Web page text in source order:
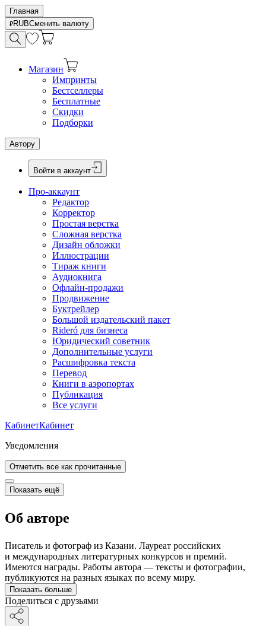
Главная
RUBСменить валюту
Магазин
Импринты
Бестселлеры
Бесплатные
Скидки
Подборки
Автору
Войти в аккаунт
Про-аккаунт
Редактор
Корректор
Простая верстка
Сложная верстка
Дизайн обложки
Иллюстрации
Тираж книги
Аудиокнига
Офлайн-продажи
Продвижение
Буктрейлер
Большой издательский пакет
Rideró для бизнеса
Юридический советник
Дополнительные услуги
Расшифровка текста
Перевод
Книги в аэропортах
Публикация
Все услуги
КабинетКабинет
Уведомления
Отметить все как прочитанные
Показать ещё
Об авторе
Писатель и фотограф из Казани. Лауреат российских
и международных литературных конкурсов и премий.
Имеются награды. Работы автора — тексты и фотографии,
публикуются на разных языках по всему миру.
Показать больше
Поделиться с друзьями